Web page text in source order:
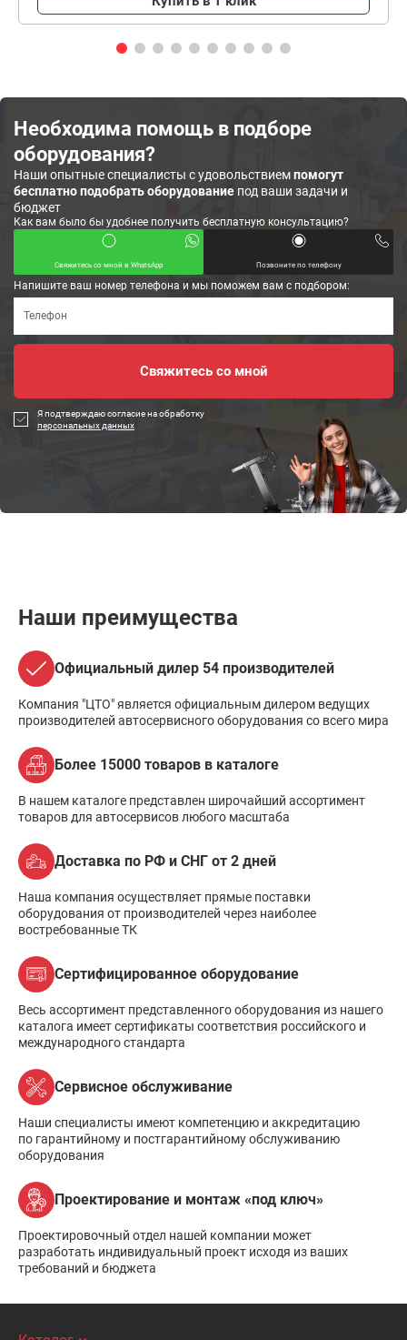
Необходима помощь в подборе
оборудования?
Наши опытные специалисты с удовольствиемпомогут
бесплатно подобрать оборудование под ваши задачи и
бюджет
Как вам было бы удобнее получить бесплатную консультацию?
Свяжитесь со мной в WhatsApp Позвоните по телефону
Напишите ваш номер телефона и мы поможем вам с подбором:
Я подтверждаю согласие на обработку
персональных данных
Наши преимущества
Официальный дилер 54 производителей
Компания "ЦТО" является официальным дилером ведущих
производителей автосервисного оборудования со всего мира
Более 15000 товаров в каталоге
В нашем каталоге представлен широчайший ассортимент
товаров для автосервисов любого масштаба
Доставка по РФ и СНГ от 2 дней
Наша компания осуществляет прямые поставки
оборудования от производителей через наиболее
востребованные ТК
Сертифицированное оборудование
Весь ассортимент представленного оборудования из нашего
каталога имеет сертификаты соответствия российского и
международного стандарта
Сервисное обслуживание
Наши специалисты имеют компетенцию и аккредитацию
по гарантийному и постгарантийному обслуживанию
оборудования
Проектирование и монтаж «под ключ»
Проектировочный отдел нашей компании может
разработать индивидуальный проект исходя из ваших
требований и бюджета